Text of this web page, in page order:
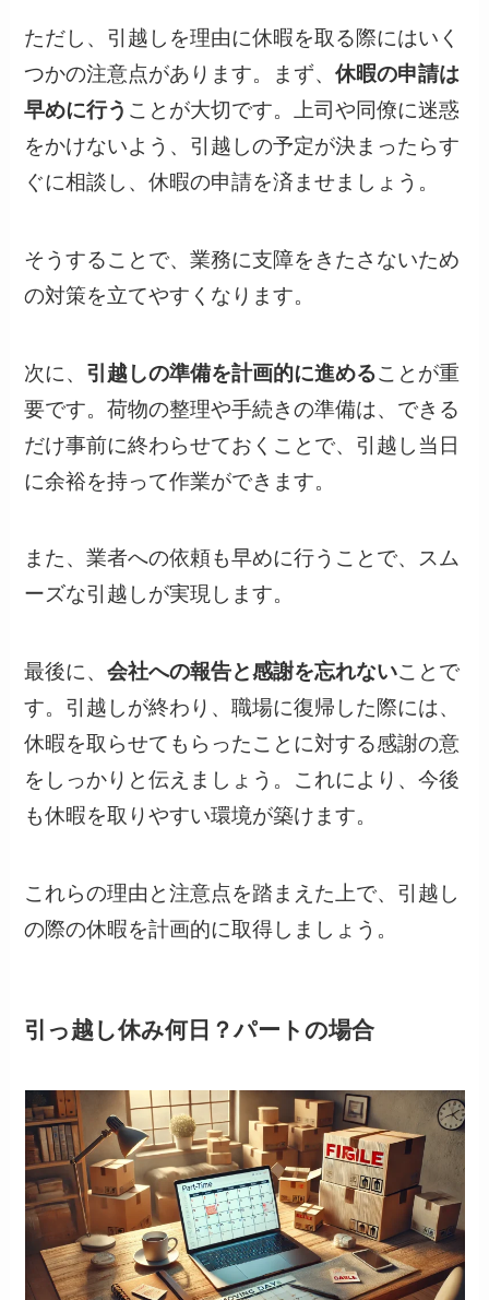
ただし、引越しを理由に休暇を取る際にはいく
つかの注意点があります。まず、休暇の申請は
早めに行う ことが大切です。上司や同僚に迷惑
をかけないよう、引越しの予定が決まったらす
ぐに相談し、休暇の申請を済ませましょう。
そうすることで、業務に支障をきたさないため
の対策を立てやすくなります。
次に、 引越しの準備を計画的に進めることが重
要です。荷物の整理や手続きの準備は、できる
だけ事前に終わらせておくことで、引越し当日
に余裕を持って作業ができます。
また、業者への依頼も早めに行うことで、スム
ーズな引越しが実現します。
最後に、会社への報告と感謝を忘れないことで
す。引越しが終わり、職場に復帰した際には、
休暇を取らせてもらったことに対する感謝の意
をしっかりと伝えましょう。これにより、今後
も休暇を取りやすい環境が築けます。
これらの理由と注意点を踏まえた上で、引越し
の際の休暇を計画的に取得しましょう。
引っ越し休み何日？パートの場合